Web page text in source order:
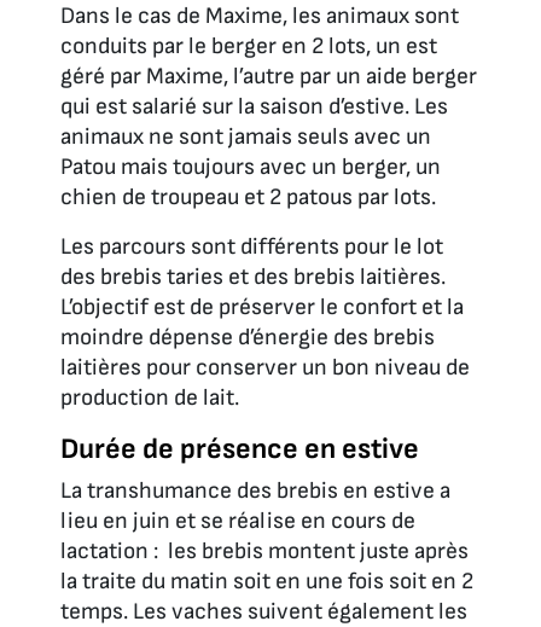
Dans le cas de Maxime, les animaux sont
conduits par le berger en 2 lots, un est
géré par Maxime, l’autre par un aide berger
qui est salarié sur la saison d’estive. Les
animaux ne sont jamais seuls avec un
Patou mais toujours avec un berger, un
chien de troupeau et 2 patous par lots.
Les parcours sont différents pour le lot
des brebis taries et des brebis laitières.
L’objectif est de préserver le confort et la
moindre dépense d’énergie des brebis
laitières pour conserver un bon niveau de
production de lait.
Durée de présence en estive
La transhumance des brebis en estive a
lieu en juin et se réalise en cours de
lactation : les brebis montent juste après
la traite du matin soit en une fois soit en 2
temps. Les vaches suivent également les